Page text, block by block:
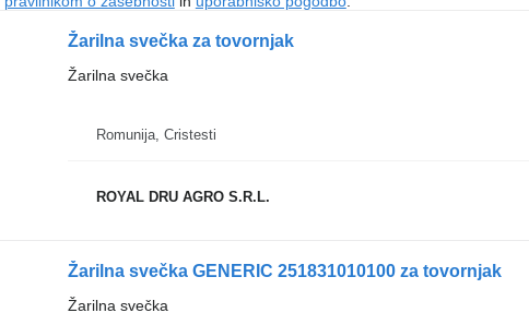
Žarilna svečka za tovornjak
Žarilna svečka
Romunija, Cristesti
ROYAL DRU AGRO S.R.L.
Žarilna svečka GENERIC 251831010100 za tovornjak
Žarilna svečka